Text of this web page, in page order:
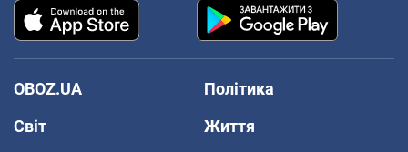
OBOZ.UA
Політика
Світ
Життя